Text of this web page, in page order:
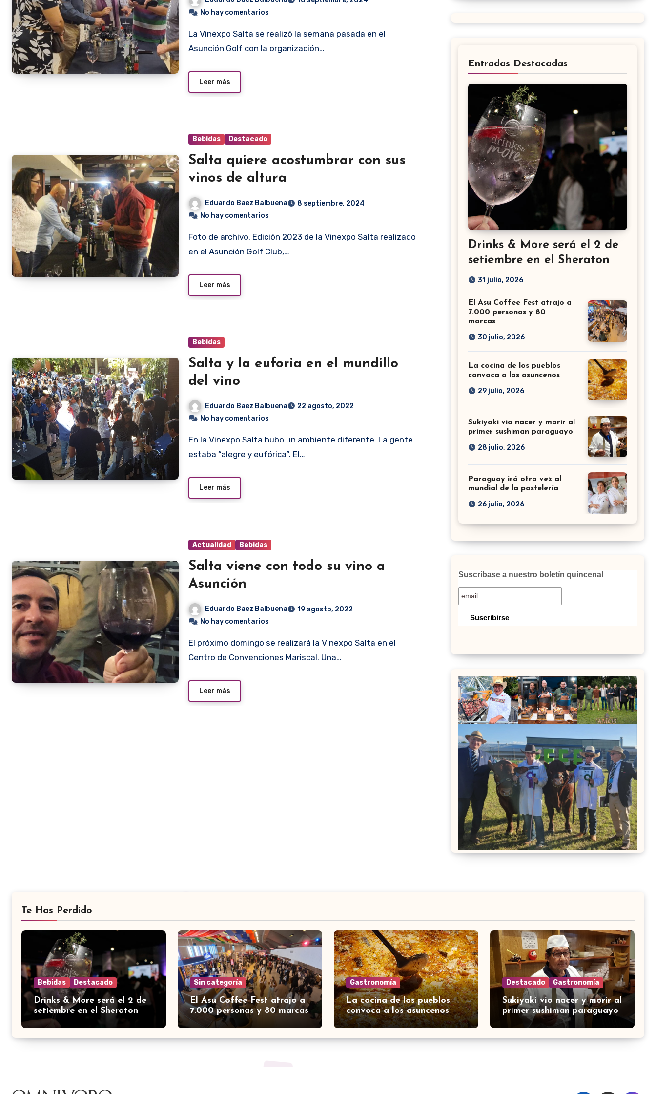
No hay comentarios
La Vinexpo Salta se realizó la semana pasada en el
Asunción Golf con la organización…
Leer más
Bebidas Destacado
Salta quiere acostumbrar con sus
vinos de altura
Eduardo Baez Balbuena
8 septiembre, 2024
No hay comentarios
Foto de archivo. Edición 2023 de la Vinexpo Salta realizado
en el Asunción Golf Club,…
Leer más
Bebidas
Salta y la euforia en el mundillo
del vino
Eduardo Baez Balbuena
22 agosto, 2022
No hay comentarios
En la Vinexpo Salta hubo un ambiente diferente. La gente
estaba “alegre y eufórica”. El…
Leer más
Actualidad Bebidas
Salta viene con todo su vino a
Asunción
Eduardo Baez Balbuena
19 agosto, 2022
No hay comentarios
El próximo domingo se realizará la Vinexpo Salta en el
Centro de Convenciones Mariscal. Una…
Leer más
Entradas Destacadas
Drinks & More será el 2 de
setiembre en el Sheraton
31 julio, 2026
El Asu Coffee Fest atrajo a
7.000 personas y 80
marcas
30 julio, 2026
La cocina de los pueblos
convoca a los asuncenos
29 julio, 2026
Sukiyaki vio nacer y morir al
primer sushiman paraguayo
28 julio, 2026
Paraguay irá otra vez al
mundial de la pastelería
26 julio, 2026
Suscríbase a nuestro boletín quincenal
Te Has Perdido
Bebidas Destacado
Drinks & More será el 2 de
setiembre en el Sheraton
Sin categoría
El Asu Coffee Fest atrajo a
7.000 personas y 80 marcas
Gastronomía
La cocina de los pueblos
convoca a los asuncenos
Destacado Gastronomía
Sukiyaki vio nacer y morir al
primer sushiman paraguayo